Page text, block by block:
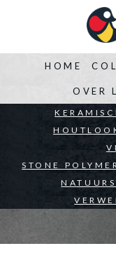
HOME
BEDRIJVEN
STONE
OVER